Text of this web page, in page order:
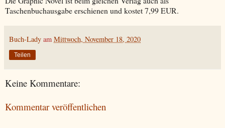
Taschenbuchausgabe erschienen und kostet 7,99 EUR.
Buch-Lady am Mittwoch, November 18, 2020
Teilen
Keine Kommentare:
Kommentar veröffentlichen